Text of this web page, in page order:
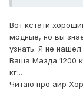
Вот кстати
модные, но вы
узнать. Я не нашел
Ваша Мазда 1200
кг...
Читаю про аир